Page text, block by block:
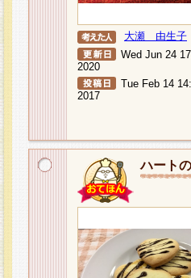
大瀬 由生子
Wed Jun 24
2020
Tue Feb 14
2017
ハート